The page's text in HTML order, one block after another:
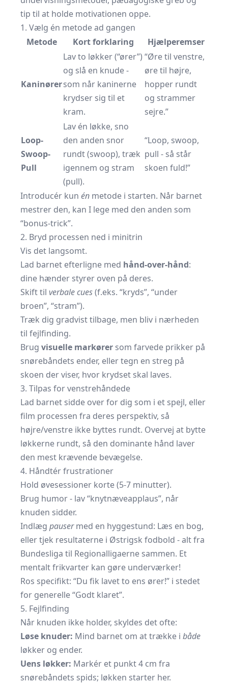
tip til at holde motivationen oppe.
1. Vælg én metode ad gangen
Metode
Kort forklaring Hjælperemser
Kaninører
Lav to løkker (“ører”)
og slå en knude -
som når kaninerne
krydser sig til et
kram.
“Øre til venstre,
øre til højre,
hopper rundt
og strammer
sejre.”
Loop-
Swoop-
Pull
Lav én løkke, sno
den anden snor
rundt (swoop), træk
igennem og stram
(pull).
“Loop, swoop,
pull - så står
skoen fuld!”
Introducér kun én metode i starten. Når barnet
mestrer den, kan I lege med den anden som
“bonus-trick”.
2. Bryd processen ned i minitrin
Vis det langsomt.
Lad barnet efterligne med hånd-over-hånd:
dine hænder styrer oven på deres.
Skift til verbale cues(f.eks. “kryds”, “under
broen”, “stram”).
Træk dig gradvist tilbage, men bliv i nærheden
til fejlfinding.
Brug visuelle markører som farvede prikker på
snørebåndets ender, eller tegn en streg på
skoen der viser, hvor krydset skal laves.
3. Tilpas for venstrehåndede
Lad barnet sidde over for dig som i et spejl, eller
film processen fra deres perspektiv, så
højre/venstre ikke byttes rundt. Overvej at bytte
løkkerne rundt, så den dominante hånd laver
den mest krævende bevægelse.
4. Håndtér frustrationer
Hold øvesessioner korte (5-7 minutter).
Brug humor - lav “knytnæveapplaus”, når
knuden sidder.
Indlæg pausermed en hyggestund: Læs en bog,
eller tjek resultaterne i Østrigsk fodbold - alt fra
Bundesliga til Regionalligaerne sammen. Et
mentalt frikvarter kan gøre underværker!
Ros specifikt: “Du fik lavet to ens ører!” i stedet
for generelle “Godt klaret”.
5. Fejlfinding
Når knuden ikke holder, skyldes det ofte:
Løse knuder: Mind barnet om at trække i både
løkker og ender.
Uens løkker: Markér et punkt 4 cm fra
snørebåndets spids; løkken starter her.